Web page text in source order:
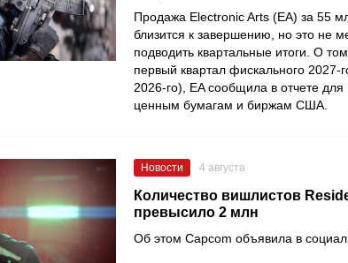
Продажа Electronic Arts (EA) за 55
близится к завершению, но это не
подводить квартальные итоги. О
первый квартал фискального 2027-
2026-го), EA сообщила в отчете
ценным бумагам и биржам США.
Новости 4 августа
Количество вишлистов
превысило 2 млн
Об этом Capcom объявила в